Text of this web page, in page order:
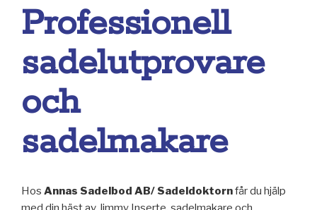
Professionell
sadelutprovare
och
sadelmakare
Hos Annas Sadelbod AB/ Sadeldoktornfår du hjälp